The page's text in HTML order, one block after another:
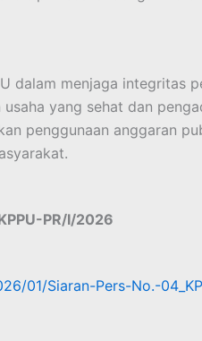
dalam menjaga integritas
yang sehat dan
penggunaan anggaran
PR/I/2026
01/Siaran-Pers-No.-